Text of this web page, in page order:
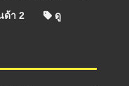
ด้า 2
ดู